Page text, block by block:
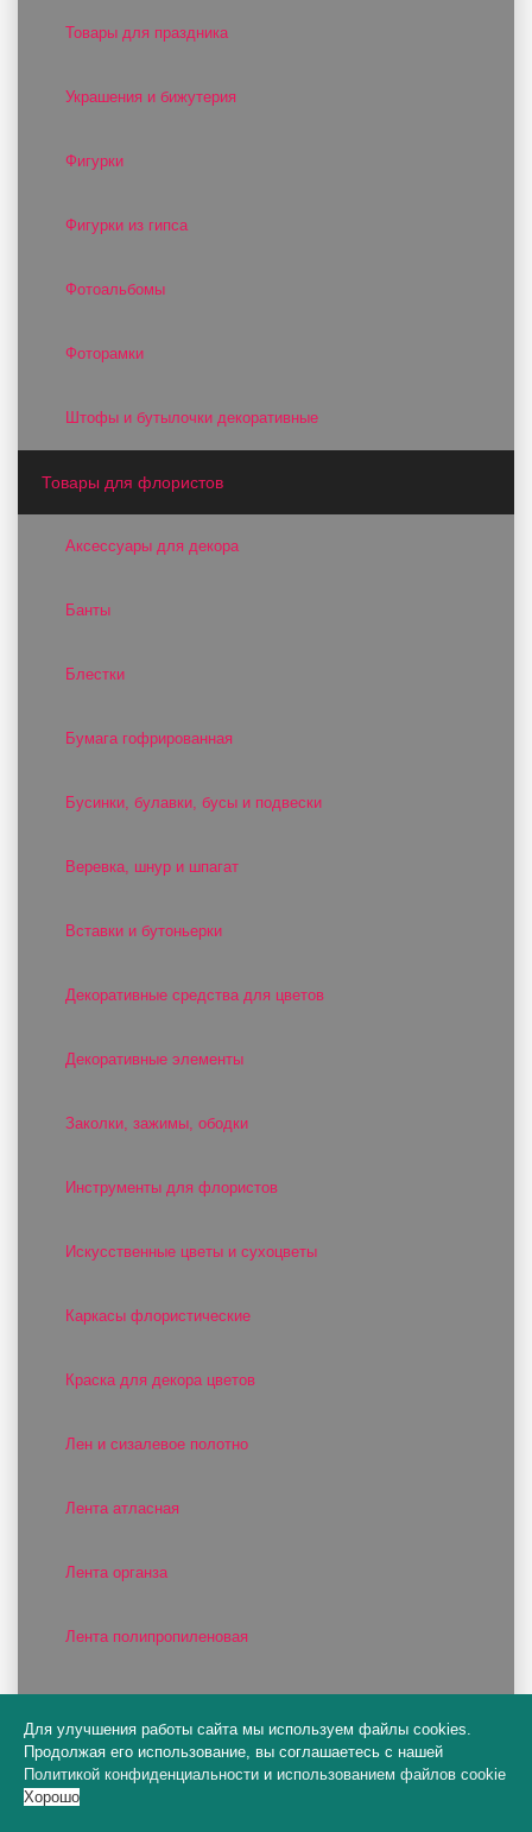
Товары для праздника
Украшения и бижутерия
Фигурки
Фигурки из гипса
Фотоальбомы
Фоторамки
Штофы и бутылочки декоративные
Товары для флористов
Аксессуары для декора
Банты
Блестки
Бумага гофрированная
Бусинки, булавки, бусы и подвески
Веревка, шнур и шпагат
Вставки и бутоньерки
Декоративные средства для цветов
Декоративные элементы
Заколки, зажимы, ободки
Инструменты для флористов
Искусственные цветы и сухоцветы
Каркасы флористические
Краска для декора цветов
Лен и сизалевое полотно
Лента атласная
Лента органза
Лента полипропиленовая
Лента разная
Лента репсовая
Для улучшения работы сайта мы используем файлы cookies.
Продолжая его использование, вы соглашаетесь с нашей
Политикой конфиденциальности и использованием файлов cookie
Хорошо